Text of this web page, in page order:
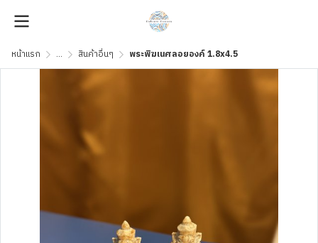
หน้าแรก ... สินค้าอื่นๆ พระพิฆเนศลอยองค์ 1.8x4.5